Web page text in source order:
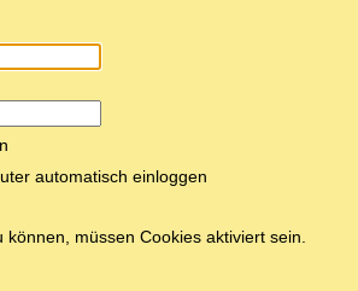
automatisch einloggen
können, müssen Cookies aktiviert sein.